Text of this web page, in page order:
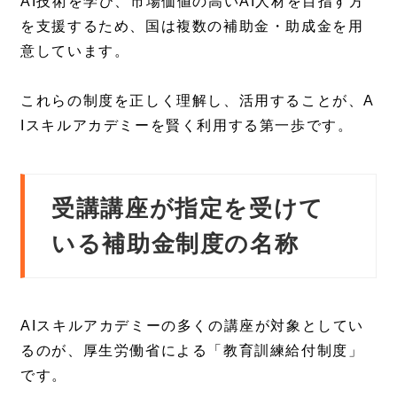
を支援するため、国は複数の補助金・助成金を用
意しています。
これらの制度を正しく理解し、活用することが、A
Iスキルアカデミーを賢く利用する第一歩です。
受講講座が指定を受けて
いる補助金制度の名称
AIスキルアカデミーの多くの講座が対象としてい
るのが、厚生労働省による「教育訓練給付制度」
です。